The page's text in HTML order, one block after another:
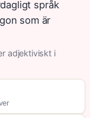
språk
som är
adjektiviskt i